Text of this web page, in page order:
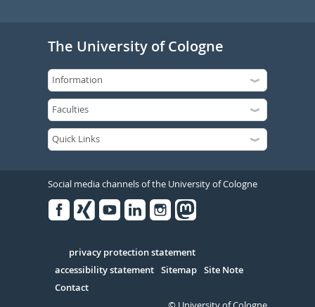
The University of Cologne
Social media channels of the University of Cologne
Serivce
privacy protection statement
accessibility statement Sitemap Site Note
Contact